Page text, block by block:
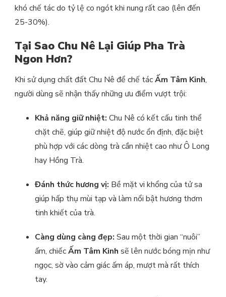
khó chế tác do tỷ lệ co ngót khi nung rất cao (lên đến
25-30%).
Tại Sao Chu Nê Lại Giúp Pha Trà
Ngon Hơn?
Khi sử dụng chất đất Chu Nê để chế tácẤm Tâm Kinh,
người dùng sẽ nhận thấy những ưu điểm vượt trội:
Khả năng giữ nhiệt: Chu Nê có kết cấu tinh thể
chặt chẽ, giúp giữ nhiệt độ nước ổn định, đặc biệt
phù hợp với các dòng trà cần nhiệt cao như Ô Long
hay Hồng Trà.
Đánh thức hương vị: Bề mặt vi khổng của tử sa
giúp hấp thụ mùi tạp và làm nổi bật hương thơm
tinh khiết của trà.
Càng dùng càng đẹp: Sau một thời gian “nuôi”
ấm, chiếcẤm Tâm Kinh sẽ lên nước bóng mịn như
ngọc, sờ vào cảm giác ấm áp, mượt mà rất thích
tay.